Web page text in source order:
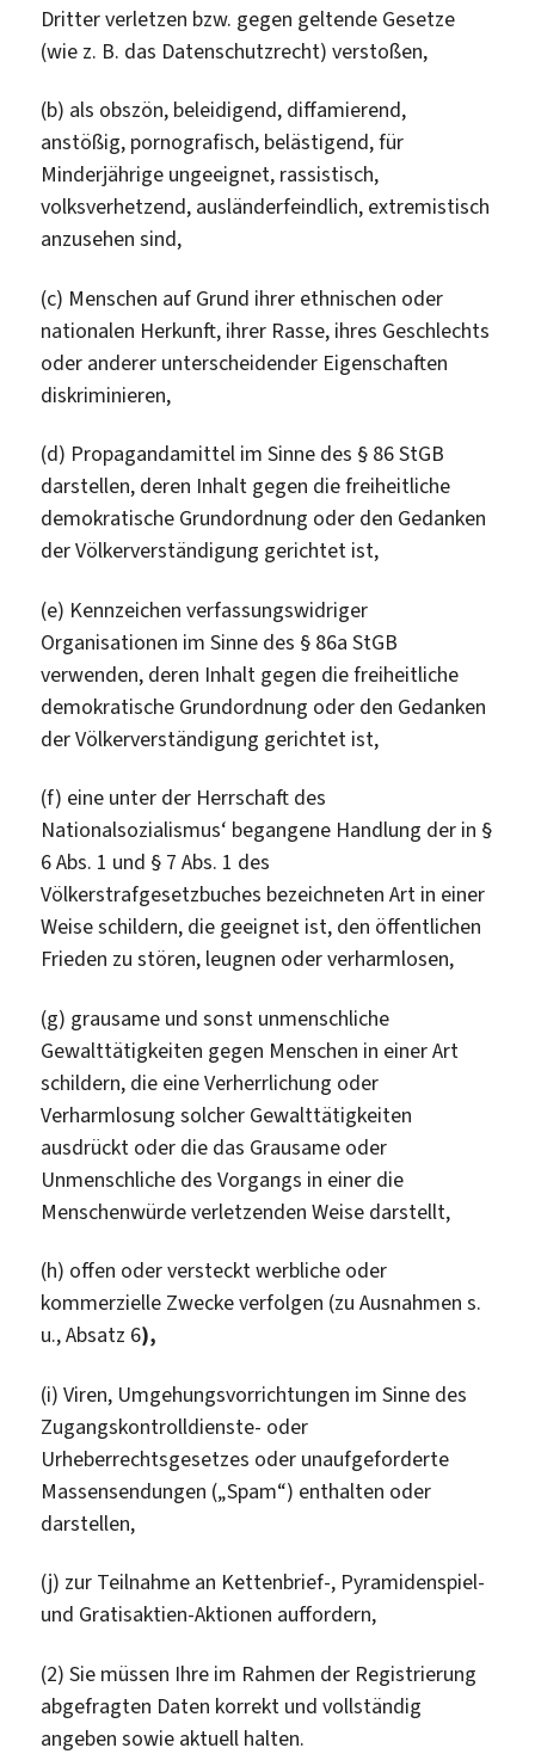
Dritter verletzen bzw. gegen geltende Gesetze
(wie z. B. das Datenschutzrecht) verstoßen,
(b) als obszön, beleidigend, diffamierend,
anstößig, pornografisch, belästigend, für
Minderjährige ungeeignet, rassistisch,
volksverhetzend, ausländerfeindlich, extremistisch
anzusehen sind,
(c) Menschen auf Grund ihrer ethnischen oder
nationalen Herkunft, ihrer Rasse, ihres Geschlechts
oder anderer unterscheidender Eigenschaften
diskriminieren,
(d) Propagandamittel im Sinne des § 86 StGB
darstellen, deren Inhalt gegen die freiheitliche
demokratische Grundordnung oder den Gedanken
der Völkerverständigung gerichtet ist,
(e) Kennzeichen verfassungswidriger
Organisationen im Sinne des § 86a StGB
verwenden, deren Inhalt gegen die freiheitliche
demokratische Grundordnung oder den Gedanken
der Völkerverständigung gerichtet ist,
(f) eine unter der Herrschaft des
Nationalsozialismus‘ begangene Handlung der in §
6 Abs. 1 und § 7 Abs. 1 des
Völkerstrafgesetzbuches bezeichneten Art in einer
Weise schildern, die geeignet ist, den öffentlichen
Frieden zu stören, leugnen oder verharmlosen,
(g) grausame und sonst unmenschliche
Gewalttätigkeiten gegen Menschen in einer Art
schildern, die eine Verherrlichung oder
Verharmlosung solcher Gewalttätigkeiten
ausdrückt oder die das Grausame oder
Unmenschliche des Vorgangs in einer die
Menschenwürde verletzenden Weise darstellt,
(h) offen oder versteckt werbliche oder
kommerzielle Zwecke verfolgen (zu Ausnahmen s.
u., Absatz 6),
(i) Viren, Umgehungsvorrichtungen im Sinne des
Zugangskontrolldienste- oder
Urheberrechtsgesetzes oder unaufgeforderte
Massensendungen („Spam“) enthalten oder
darstellen,
(j) zur Teilnahme an Kettenbrief-, Pyramidenspiel-
und Gratisaktien-Aktionen auffordern,
(2) Sie müssen Ihre im Rahmen der Registrierung
abgefragten Daten korrekt und vollständig
angeben sowie aktuell halten.